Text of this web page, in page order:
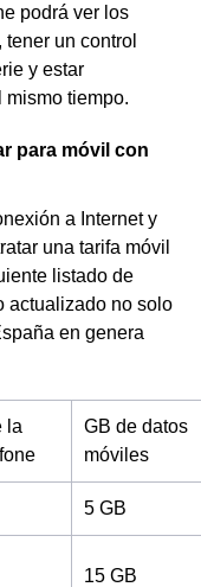
podrá ver los
un control
y estar
tiempo.
para móvil con
a Internet y
una tarifa móvil
listado de
actualizado no solo
en genera
la
GB de datos
móviles
5 GB
15 GB